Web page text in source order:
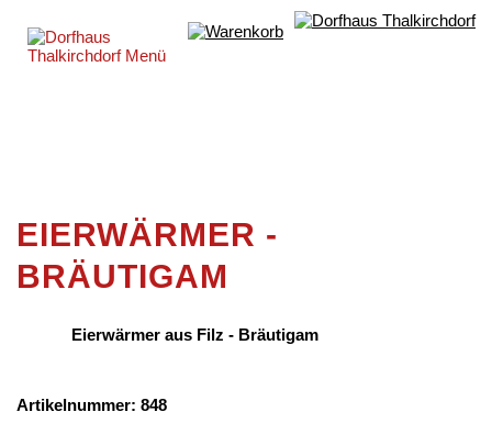
EIERWÄRMER -
BRÄUTIGAM
Eierwärmer aus Filz - Bräutigam
Artikelnummer: 848